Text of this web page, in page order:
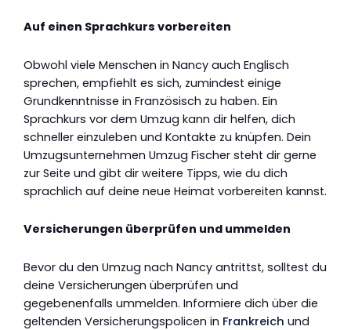
Auf einen Sprachkurs vorbereiten
Obwohl viele Menschen in Nancy auch Englisch
sprechen, empfiehlt es sich, zumindest einige
Grundkenntnisse in Französisch zu haben. Ein
Sprachkurs vor dem Umzug kann dir helfen, dich
schneller einzuleben und Kontakte zu knüpfen. Dein
Umzugsunternehmen Umzug Fischer steht dir gerne
zur Seite und gibt dir weitere Tipps, wie du dich
sprachlich auf deine neue Heimat vorbereiten kannst.
Versicherungen überprüfen und ummelden
Bevor du den Umzug nach Nancy antrittst, solltest du
deine Versicherungen überprüfen und
gegebenenfalls ummelden. Informiere dich über die
geltenden Versicherungspolicen in Frankreich und